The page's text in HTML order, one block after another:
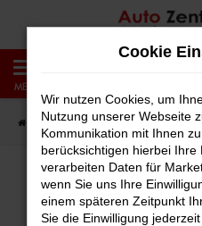
Zum
springen
MENÜ
Startseite Fahrzeugangebote
Fehler: Network
Cookie
Wir nutzen Cookies, um
Nutzung unserer Webseite
Kommunikation mit Ihnen
berücksichtigen hierbei Ihre
verarbeiten Daten für
wenn Sie uns Ihre
einem späteren Zeitpunkt
Sie die Einwilligung